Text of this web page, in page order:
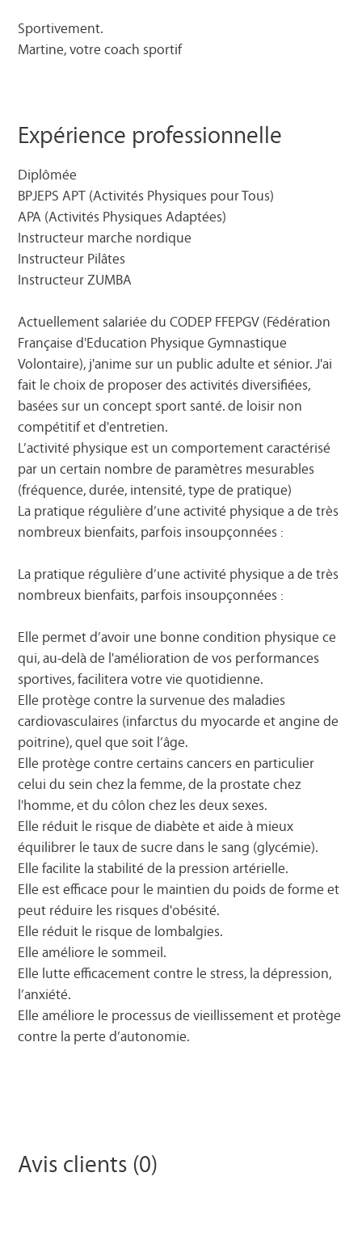
Sportivement.
Martine, votre coach sportif
Expérience professionnelle
Diplômée
BPJEPS APT (Activités Physiques pour Tous)
APA (Activités Physiques Adaptées)
Instructeur marche nordique
Instructeur Pilâtes
Instructeur ZUMBA
Actuellement salariée du CODEP FFEPGV (Fédération
Française d'Education Physique Gymnastique
Volontaire), j'anime sur un public adulte et sénior. J'ai
fait le choix de proposer des activités diversifiées,
basées sur un concept sport santé. de loisir non
compétitif et d'entretien.
L’activité physique est un comportement caractérisé
par un certain nombre de paramètres mesurables
(fréquence, durée, intensité, type de pratique)
La pratique régulière d’une activité physique a de très
nombreux bienfaits, parfois insoupçonnées :
La pratique régulière d’une activité physique a de très
nombreux bienfaits, parfois insoupçonnées :
Elle permet d’avoir une bonne condition physique ce
qui, au-delà de l'amélioration de vos performances
sportives, facilitera votre vie quotidienne.
Elle protège contre la survenue des maladies
cardiovasculaires (infarctus du myocarde et angine de
poitrine), quel que soit l’âge.
Elle protège contre certains cancers en particulier
celui du sein chez la femme, de la prostate chez
l'homme, et du côlon chez les deux sexes.
Elle réduit le risque de diabète et aide à mieux
équilibrer le taux de sucre dans le sang (glycémie).
Elle facilite la stabilité de la pression artérielle.
Elle est efficace pour le maintien du poids de forme et
peut réduire les risques d'obésité.
Elle réduit le risque de lombalgies.
Elle améliore le sommeil.
Elle lutte efficacement contre le stress, la dépression,
l’anxiété.
Elle améliore le processus de vieillissement et protège
contre la perte d’autonomie.
Avis clients (0)